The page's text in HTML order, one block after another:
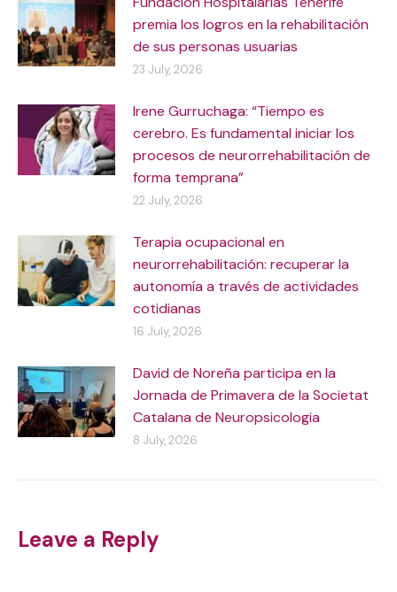
premia los logros en la rehabilitación
de sus personas usuarias
23 July, 2026
Irene Gurruchaga: “Tiempo es
cerebro. Es fundamental iniciar los
procesos de neurorrehabilitación de
forma temprana”
22 July, 2026
Terapia ocupacional en
neurorrehabilitación: recuperar la
autonomía a través de actividades
cotidianas
16 July, 2026
David de Noreña participa en la
Jornada de Primavera de la Societat
Catalana de Neuropsicologia
8 July, 2026
Leave a Reply